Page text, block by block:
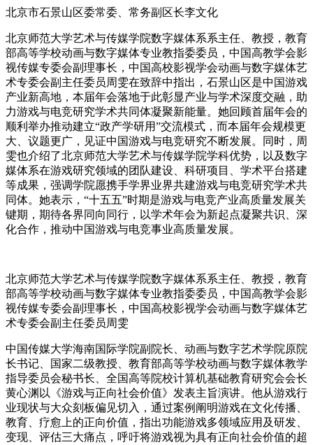
北京市石景山区委常委、常务副区长李文化
北京师范大学艺术与传媒学院数字媒体系系主任、教授，教育
部高等学校动画与数字媒体专业教指委委员，中国高教学会影
视传媒专委会副理事长，中国高校影视学会动画与数字媒体艺
术专委会副主任委员周雯在致辞中指出，石景山区是中国游戏
产业新高地，本届年会落地于此彰显产业与学术深度交融，助
力游戏与电竞研究学术共同体凝聚新能量。她回顾首届年会的
顺利举办推动建立“政产学研用”交流模式，而本届年会规模更
大、议题更广，见证中国游戏与电竞研究不断发展。同时，周
雯也介绍了北京师范大学艺术与传媒学院学科优势，以及数字
媒体系在游戏研究领域的团队建设、科研项目、学术平台搭建
等成果，强调学院愿携手学界业界共建游戏与电竞研究学术共
同体。她表示，“十五五”时期是游戏与电竞产业高质量发展关
键期，期待各界同向同行，以学术年会为新起点凝聚共识、深
化合作，推动中国游戏与电竞事业高质量发展。
北京师范大学艺术与传媒学院数字媒体系系主任、教授，教育
部高等学校动画与数字媒体专业教指委委员，中国高教学会影
视传媒专委会副理事长，中国高校影视学会动画与数字媒体艺
术专委会副主任委员周雯
中国传媒大学海南国际学院副院长、动画与数字艺术学院原院
长书记、国家二级教授、教育部高等学校动画与数字媒体教学
指导委员会秘书长、全国高等院校计算机基础教育研究会会长
黄心渊以《游戏与正向社会价值》发表主旨演讲。他从游戏行
业现状与大众刻板偏见切入，通过案例阐明游戏在文化传播、
教育、疗愈上的正向价值，指出功能游戏多领域应用及研发、
变现、评估三大痛点，呼吁将游戏视为具有正向社会价值的超